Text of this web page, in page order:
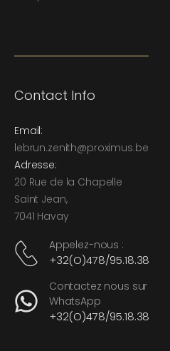
Contact Info
Email:
lebrun.zenith@proximus.be
Adresse:
20 Rue de la Chapelle
Saint Jean,
7041 Havay
Appelez-nous :
+32(O)478/95.18.38
Contactez nous sur
WhatsApp
+32(O)478/95.18.38